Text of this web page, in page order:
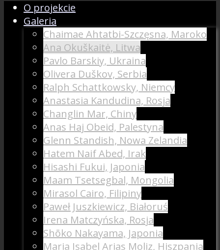
O projekcie
Galeria
Chaimae Ahtatbi-Szczęsna, Maroko
Ana Okuškaitė, Litwa
Pavlo Barskiy, Ukraina
Olivera Duškov, Serbia
Ralph Schattkowsky, Niemcy
Anastasia Kandudina, Rosja
Changlin Mar, Chiny
Anas Haj Obeid, Palestyna
Glenn Standish, Nowa Zelandia
Hatem Naif Abed, Irak
Hisashi Fukui, Japonia
Maam Tsetsegbal, Mongolia
Mirasol Cairo, Filipiny
Paweł Juszkiewicz, Białoruś
Irena Matczyńska, Rosja
Shōko Nakayama, Japonia
Maria Isabel Arias Moliz, Hiszpania